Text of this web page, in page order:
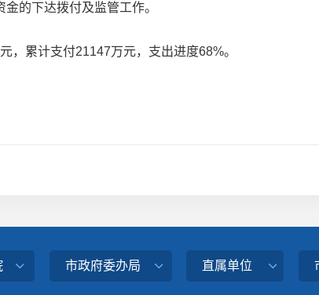
的下达拨付及监管工作。
累计支付21147万元，支出进度68%。
市政府委办局 直属单位